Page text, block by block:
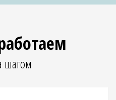
шагом